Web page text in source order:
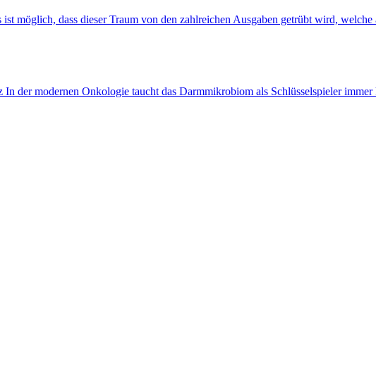
möglich, dass dieser Traum von den zahlreichen Ausgaben getrübt wird,
der modernen Onkologie taucht das Darmmikrobiom als Schlüsselspieler